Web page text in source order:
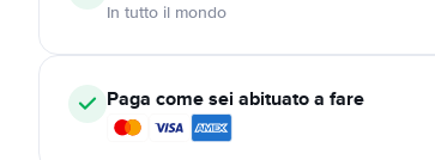
In tutto il mondo
Paga come sei abituato a fare